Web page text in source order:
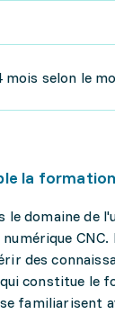
mois selon le
la formation
le domaine de
des
constitue le
familiarisent